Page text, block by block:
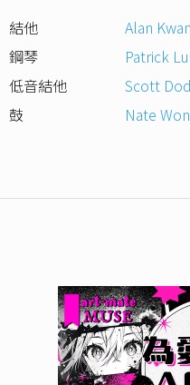
結他
Alan Kwan
鋼琴
Patrick Lui
低音結他
Scott
鼓
Nate